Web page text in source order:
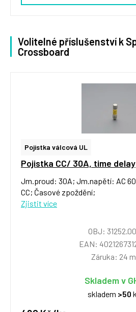
Volitelné příslušenství k
Crossboard
Pojistka válcová UL
Pojistka CC/ 30A, time delay
Jm.proud: 30A; Jm.napětí: AC
CC; Časové zpoždění;
Zjistit více
OBJ:
EAN:
Záruka: 24
Skladem v
skladem >50